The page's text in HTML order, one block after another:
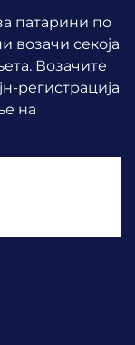
патарини по
возачи секоја
Возачите
регистрација
на